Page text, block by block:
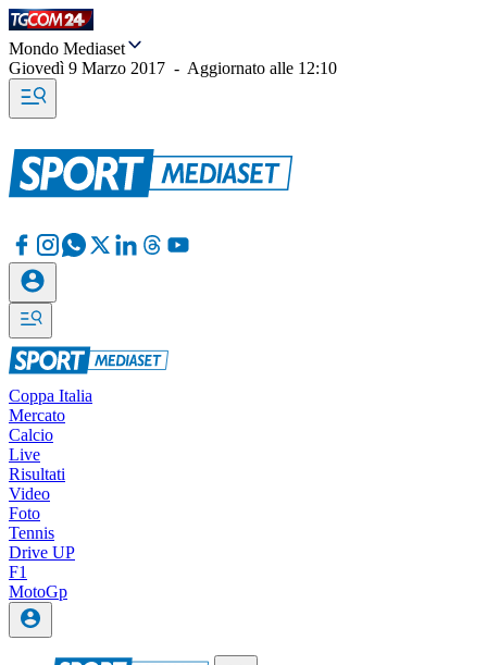
Mondo Mediaset
Giovedì 9 Marzo 2017 - Aggiornato alle 12:10
Coppa Italia
Mercato
Calcio
Live
Risultati
Video
Foto
Tennis
Drive UP
F1
MotoGp